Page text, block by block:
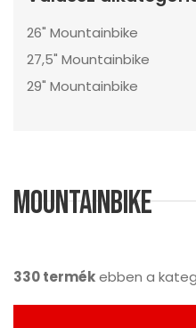
26" Mountainbike
27,5" Mountainbike
29" Mountainbike
Mountainbike
330 termékebben a